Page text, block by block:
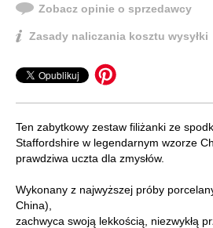
Zobacz opinie o sprzedawcy
Zasady naliczania kosztu wysyłki
Ten zabytkowy zestaw filiżanki ze
Staffordshire w legendarnym wzorze
prawdziwa uczta dla zmysłów.
Wykonany z najwyższej próby
China),
zachwyca swoją lekkością, niezwykłą